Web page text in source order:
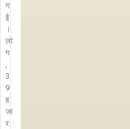
ग
ई
।
लो
ग
,
3
9
ह
जा
र